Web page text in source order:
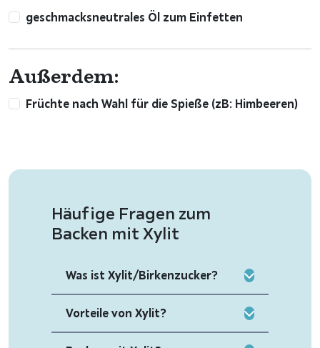
geschmacksneutrales Öl zum Einfetten
Außerdem:
Früchte nach Wahl für die Spieße (zB: Himbeeren)
Häufige Fragen zum
Backen mit Xylit
Was ist Xylit/Birkenzucker?
Vorteile von Xylit?